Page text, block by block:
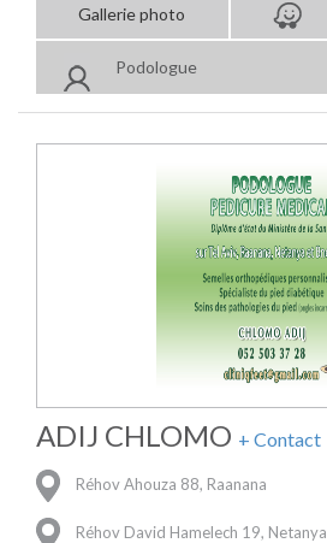
Gallerie photo
Podologue
ADIJ CHLOMO + Contact
Réhov Ahouza 88, Raanana
Réhov David Hamelech 19, Netanya